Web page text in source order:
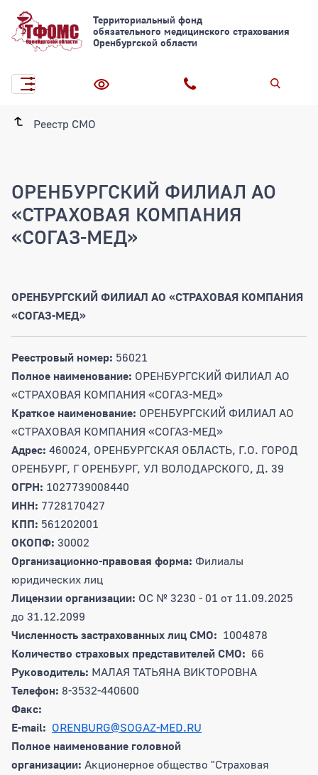
Территориальный фонд
обязательного медицинского страхования
Оренбургской области
Реестр СМО
ОРЕНБУРГСКИЙ ФИЛИАЛ АО
«СТРАХОВАЯ КОМПАНИЯ
«СОГАЗ-МЕД»
ОРЕНБУРГСКИЙ ФИЛИАЛ АО «СТРАХОВАЯ КОМПАНИЯ
«СОГАЗ-МЕД»
Реестровый номер: 56021
Полное наименование: ОРЕНБУРГСКИЙ ФИЛИАЛ АО
«СТРАХОВАЯ КОМПАНИЯ «СОГАЗ-МЕД»
Краткое наименование: ОРЕНБУРГСКИЙ ФИЛИАЛ АО
«СТРАХОВАЯ КОМПАНИЯ «СОГАЗ-МЕД»
Адрес: 460024, ОРЕНБУРГСКАЯ ОБЛАСТЬ, Г.О. ГОРОД
ОРЕНБУРГ, Г ОРЕНБУРГ, УЛ ВОЛОДАРСКОГО, Д. 39
ОГРН: 1027739008440
ИНН: 7728170427
КПП: 561202001
ОКОПФ: 30002
Организационно-правовая форма: Филиалы
юридических лиц
Лицензии организации: ОC № 3230 - 01 от 11.09.2025
до 31.12.2099
Численность застрахованных лиц СМО: 1004878
Количество страховых представителей СМО: 66
Руководитель: МАЛАЯ ТАТЬЯНА ВИКТОРОВНА
Телефон: 8-3532-440600
Факс:
E-mail: ORENBURG@SOGAZ-MED.RU
Полное наименование головной
организации: Акционерное общество "Страховая